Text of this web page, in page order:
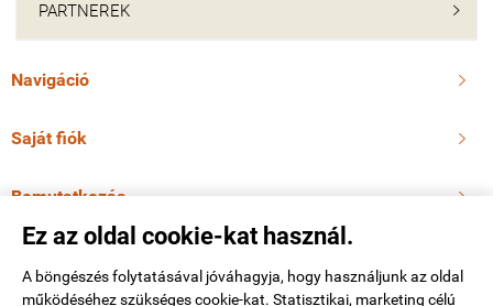
Ez az oldal cookie-kat használ.
A böngészés folytatásával jóváhagyja, hogy használjunk az oldal
működéséhez szükséges cookie-kat. Statisztikai, marketing célú
PARTNEREK 
Navigáció 
Saját fiók 
Bemutatkozás 